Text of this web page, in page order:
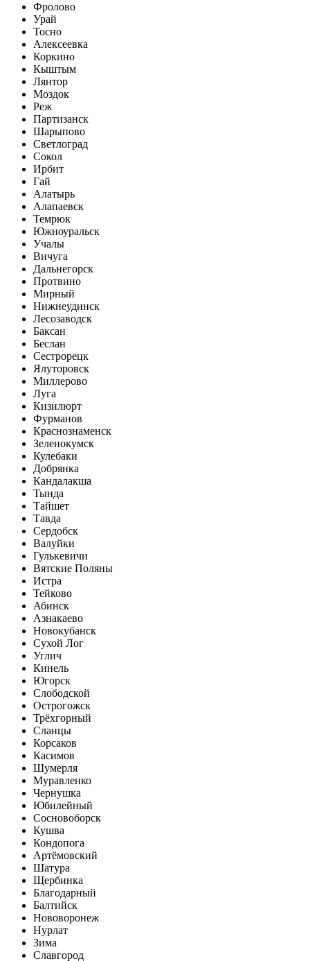
Фролово
Урай
Тосно
Алексеевка
Коркино
Кыштым
Лянтор
Моздок
Реж
Партизанск
Шарыпово
Светлоград
Сокол
Ирбит
Гай
Алатырь
Алапаевск
Темрюк
Южноуральск
Учалы
Вичуга
Дальнегорск
Протвино
Мирный
Нижнеудинск
Лесозаводск
Баксан
Беслан
Сестрорецк
Ялуторовск
Миллерово
Луга
Кизилюрт
Фурманов
Краснознаменск
Зеленокумск
Кулебаки
Добрянка
Кандалакша
Тында
Тайшет
Тавда
Сердобск
Валуйки
Гулькевичи
Вятские Поляны
Истра
Тейково
Абинск
Азнакаево
Новокубанск
Сухой Лог
Углич
Кинель
Югорск
Слободской
Острогожск
Трёхгорный
Сланцы
Корсаков
Касимов
Шумерля
Муравленко
Чернушка
Юбилейный
Сосновоборск
Кушва
Кондопога
Артёмовский
Шатура
Щербинка
Благодарный
Балтийск
Нововоронеж
Нурлат
Зима
Славгород